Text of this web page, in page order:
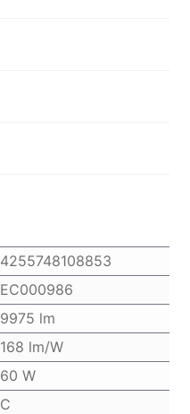
4255748108853
EC000986
9975 lm
168 lm/W
60 W
C